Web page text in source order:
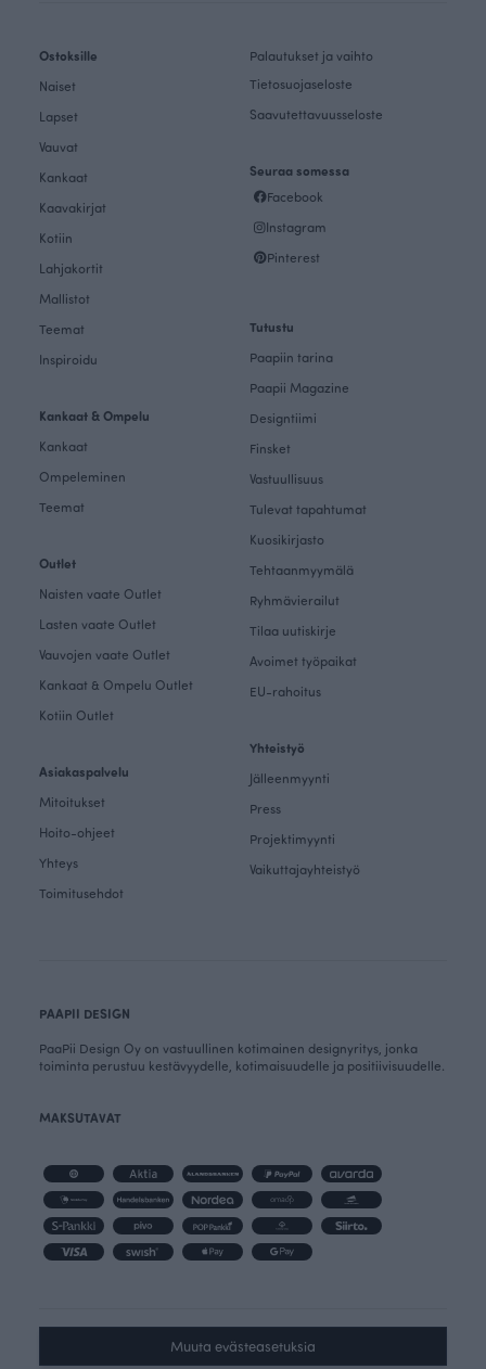
Ostoksille
Naiset
Lapset
Vauvat
Kankaat
Kaavakirjat
Kotiin
Lahjakortit
Mallistot
Teemat
Inspiroidu
Kankaat & Ompelu
Kankaat
Ompeleminen
Teemat
Outlet
Naisten vaate Outlet
Lasten vaate Outlet
Vauvojen vaate Outlet
Kankaat & Ompelu Outlet
Kotiin Outlet
Asiakaspalvelu
Mitoitukset
Hoito-ohjeet
Yhteys
Toimitusehdot
Palautukset ja vaihto
Tietosuojaseloste
Saavutettavuusseloste
Seuraa somessa
Facebook
Instagram
Pinterest
Tutustu
Paapiin tarina
Paapii Magazine
Designtiimi
Finsket
Vastuullisuus
Tulevat tapahtumat
Kuosikirjasto
Tehtaanmyymälä
Ryhmävierailut
Tilaa uutiskirje
Avoimet työpaikat
EU-rahoitus
Yhteistyö
Jälleenmyynti
Press
Projektimyynti
Vaikuttajayhteistyö
PAAPII DESIGN
PaaPii Design Oy on vastuullinen kotimainen designyritys, jonka
toiminta perustuu kestävyydelle, kotimaisuudelle ja positiivisuudelle.
MAKSUTAVAT
Muuta evästeasetuksia